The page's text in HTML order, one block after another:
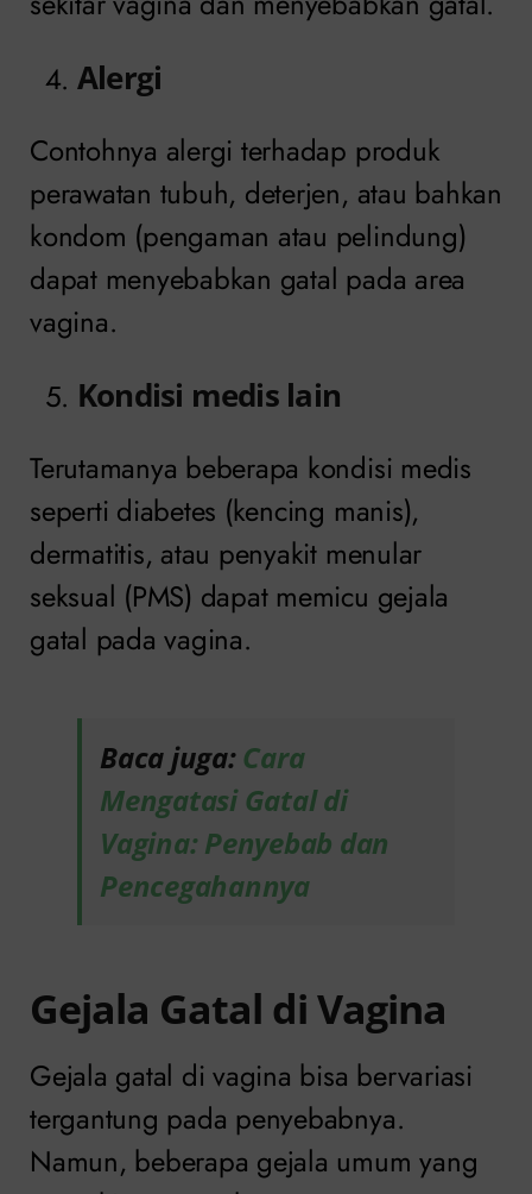
Alergi
Contohnya alergi terhadap produk
perawatan tubuh, deterjen, atau bahkan
kondom (pengaman atau pelindung)
dapat menyebabkan gatal pada area
vagina.
Kondisi medis lain
Terutamanya beberapa kondisi medis
seperti diabetes (kencing manis),
dermatitis, atau penyakit menular
seksual (PMS) dapat memicu gejala
gatal pada vagina.
Baca juga:Cara
Mengatasi Gatal di
Vagina: Penyebab dan
Pencegahannya
Gejala Gatal di Vagina
Gejala gatal di vagina bisa bervariasi
tergantung pada penyebabnya.
Namun, beberapa gejala umum yang